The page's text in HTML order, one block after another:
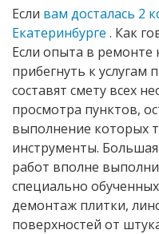
Если вам досталась 2
Екатеринбурге . Как
Если опыта в ремонте
прибегнуть к услугам
составят смету всех
просмотра пунктов,
выполнение которых
инструменты.
работ вполне
специально
демонтаж плитки,
поверхностей от